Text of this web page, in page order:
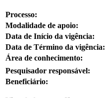
Processo:
Modalidade de apoio:
Data de Início da vigência:
Data de Término da vigência:
Área de conhecimento:
Pesquisador responsável:
Beneficiário: